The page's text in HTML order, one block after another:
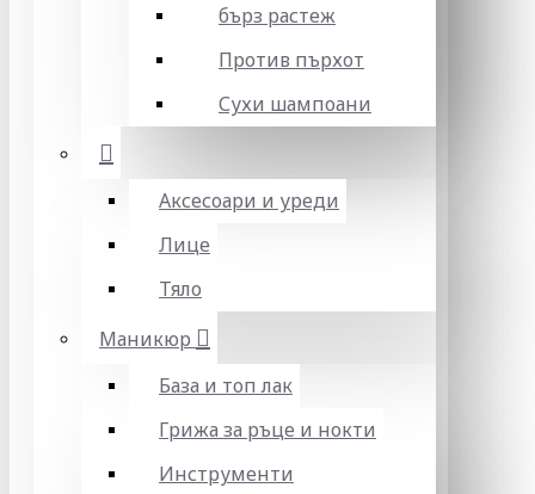
бърз растеж
Против пърхот
Сухи шампоани
Аксесоари и уреди
Лице
Тяло
Маникюр
База и топ лак
Грижа за ръце и нокти
Инструменти